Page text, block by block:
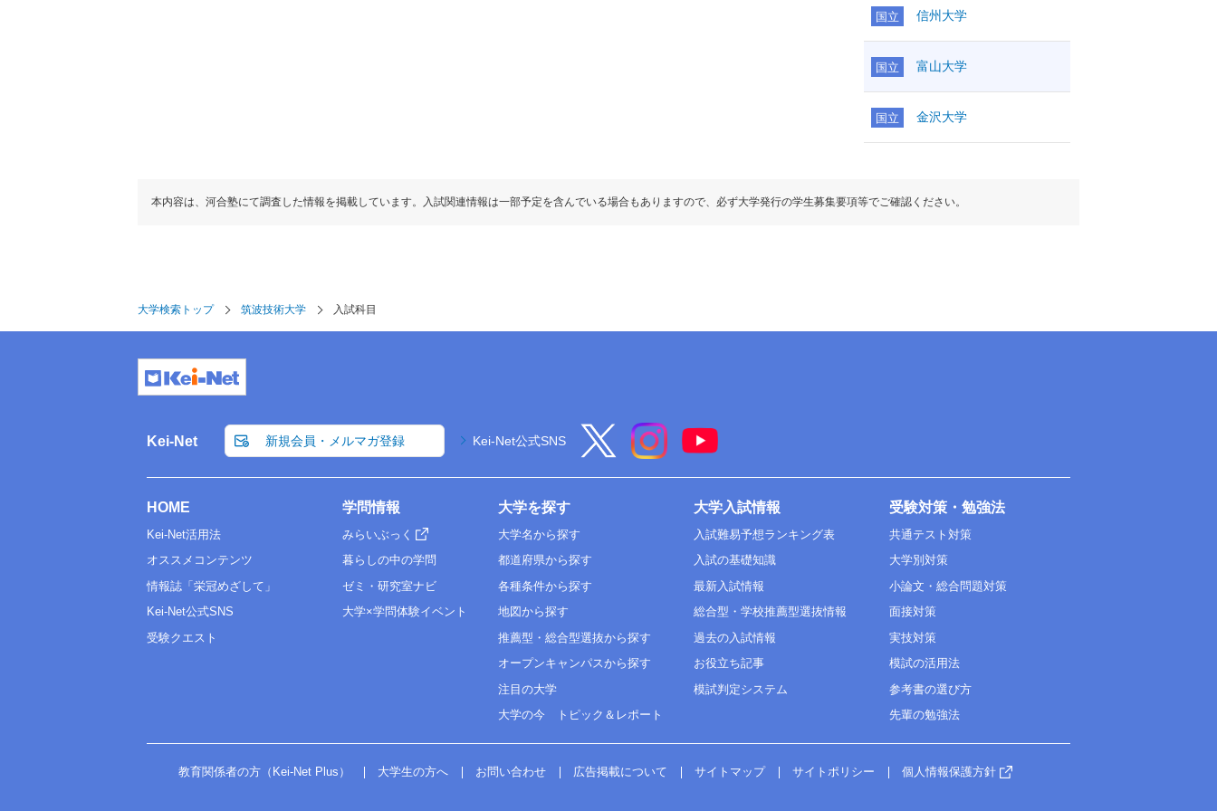
国立 信州大学
国立 富山大学
国立 金沢大学
本内容は、河合塾にて調査した情報を掲載しています。入試関連情報は一部予定を含んでいる場合もありますので、必ず大学発行の学生募集要項等でご確認ください。
大学検索トップ 筑波技術大学 入試科目
Kei-Net 新規会員・メルマガ登録 Kei-Net公式SNS
HOME
Kei-Net活用法
オススメコンテンツ
情報誌「栄冠めざして」
Kei-Net公式SNS
受験クエスト
学問情報
みらいぶっく
暮らしの中の学問
ゼミ・研究室ナビ
大学×学問体験イベント
大学を探す
大学名から探す
都道府県から探す
各種条件から探す
地図から探す
推薦型・総合型選抜から探す
オープンキャンパスから探す
注目の大学
大学の今 トピック＆レポート
大学入試情報
入試難易予想ランキング表
入試の基礎知識
最新入試情報
総合型・学校推薦型選抜情報
過去の入試情報
お役立ち記事
模試判定システム
受験対策・勉強法
共通テスト対策
大学別対策
小論文・総合問題対策
面接対策
実技対策
模試の活用法
参考書の選び方
先輩の勉強法
教育関係者の方（Kei-Net Plus） 大学生の方へ お問い合わせ 広告掲載について サイトマップ サイトポリシー 個人情報保護方針